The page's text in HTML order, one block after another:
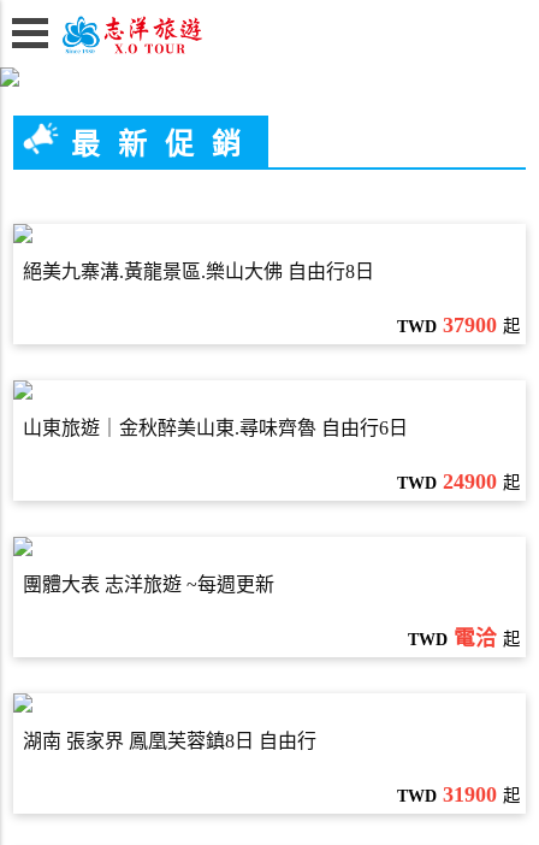
最新促銷
絕美九寨溝.黃龍景區.樂山大佛 自由行8日
TWD 37900 起
山東旅遊｜金秋醉美山東.尋味齊魯 自由行6日
TWD 24900 起
團體大表 志洋旅遊 ~每週更新
TWD 電洽 起
湖南 張家界 鳳凰芙蓉鎮8日 自由行
TWD 31900 起